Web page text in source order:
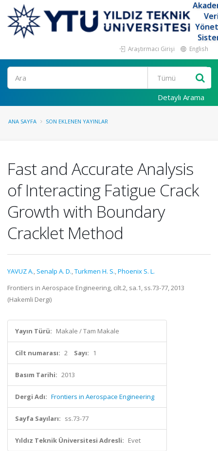
Araştırmacı Girişi English
Ara
Detaylı Arama
ANA SAYFA SON EKLENEN YAYINLAR
Fast and Accurate Analysis
of Interacting Fatigue Crack
Growth with Boundary
Cracklet Method
YAVUZ A., Senalp A. D.,Turkmen H. S.,Phoenix S. L.
Frontiers in Aerospace Engineering, cilt.2, sa.1, ss.73-77, 2013
(Hakemli Dergi)
Yayın Türü: Makale / Tam Makale
Cilt numarası: 2 Sayı: 1
Basım Tarihi: 2013
Dergi Adı: Frontiers in Aerospace Engineering
Sayfa Sayıları: ss.73-77
Yıldız Teknik Üniversitesi Adresli: Evet